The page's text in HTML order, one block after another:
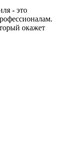
- это
окажет